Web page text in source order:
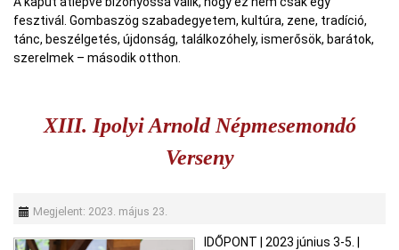
fesztivál. Gombaszög szabadegyetem, kultúra, zene, tradíció,
tánc, beszélgetés, újdonság, találkozóhely, ismerősök, barátok,
szerelmek – második otthon.
XIII. Ipolyi Arnold Népmesemondó
Verseny
Megjelent: 2023. május 23.
IDŐPONT 2023 június 3-5.